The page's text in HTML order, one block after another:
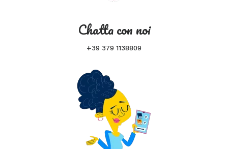
Chatta con noi
+39 379 1138809